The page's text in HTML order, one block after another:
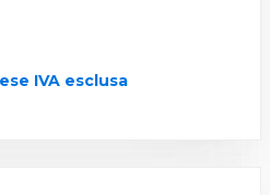
IVA esclusa